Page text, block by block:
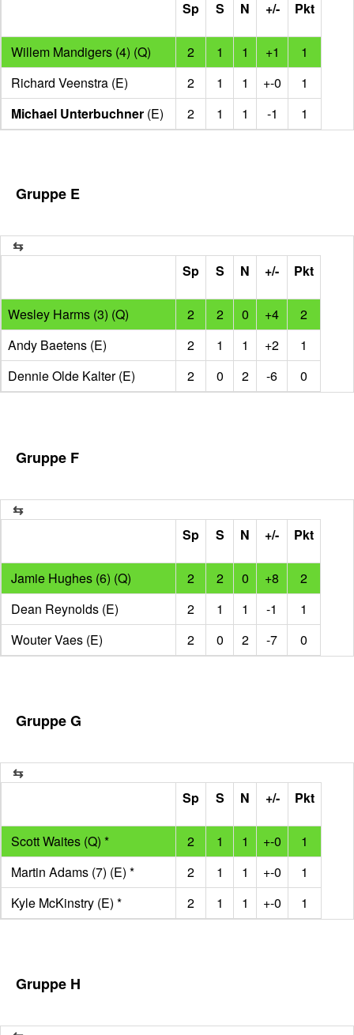
Sp S N +/- Pkt
Willem Mandigers (4) (Q) 2 1 1 +1
1
Richard Veenstra (E)
2 1 1 +-0
1
Michael Unterbuchner (E) 2 1 1 -1 1
Gruppe E
Sp S N +/- Pkt
Wesley Harms (3) (Q) 2 2 0 +4
2
Andy Baetens (E)
2 1 1 +2
1
Dennie Olde Kalter (E)
2 0 2 -6 0
Gruppe F
Sp S N +/- Pkt
Jamie Hughes (6) (Q) 2 2 0 +8
2
Dean Reynolds (E)
2 1 1 -1
1
Wouter Vaes (E)
2 0 2 -7 0
Gruppe G
Sp S N +/- Pkt
Scott Waites (Q) * 2 1 1 +-0
1
Martin Adams (7) (E) *
2 1 1 +-0
1
Kyle McKinstry (E) *
2 1 1 +-0 1
Gruppe H